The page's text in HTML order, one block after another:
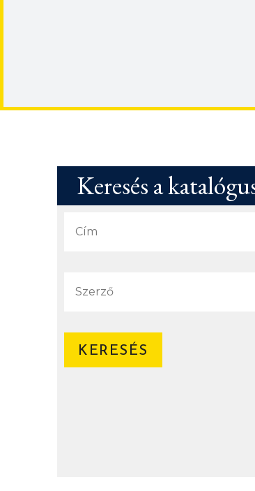
Keresés a